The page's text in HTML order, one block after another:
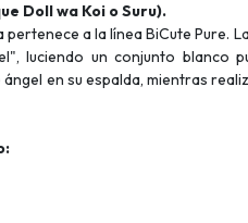
Doll wa Koi o Suru).
pertenece a la línea BiCute Pure.
luciendo un conjunto blanco
en su espalda, mientras